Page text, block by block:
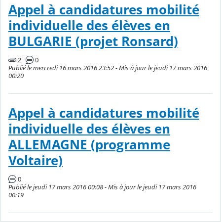
Appel à candidatures mobilité
individuelle des élèves en
BULGARIE (projet Ronsard)
2
0
Publié le mercredi 16 mars 2016 23:52 - Mis à jour le jeudi 17 mars 2016
00:20
Appel à candidatures mobilité
individuelle des élèves en
ALLEMAGNE (programme
Voltaire)
0
Publié le jeudi 17 mars 2016 00:08 - Mis à jour le jeudi 17 mars 2016
00:19